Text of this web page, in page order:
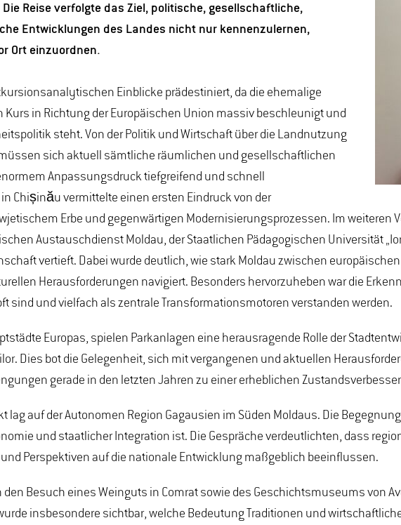
Reise verfolgte das Ziel, politische, gesellschaftliche,
Entwicklungen des Landes nicht nur kennenzulernen,
Ort einzuordnen.
Einblicke prädestiniert, da die ehemalige
in Richtung der Europäischen Union massiv beschleunigt und
steht. Von der Politik und Wirtschaft über die Landnutzung
sich aktuell sämtliche räumlichen und gesellschaftlichen
Anpassungsdruck tiefgreifend und schnell
Chișinău vermittelte einen ersten Eindruck von der
Erbe und gegenwärtigen Modernisierungsprozessen. Im weiteren
Austauschdienst Moldau, der Staatlichen Pädagogischen Universität
vertieft. Dabei wurde deutlich, wie stark Moldau zwischen
Herausforderungen navigiert. Besonders hervorzuheben war die
sind und vielfach als zentrale Transformationsmotoren verstanden werden.
Europas, spielen Parkanlagen eine herausragende Rolle der
Dies bot die Gelegenheit, sich mit vergangenen und aktuellen
gerade in den letzten Jahren zu einer erheblichen
lag auf der Autonomen Region Gagausien im Süden Moldaus. Die
und staatlicher Integration ist. Die Gespräche verdeutlichten, dass
Perspektiven auf die nationale Entwicklung maßgeblich beeinflussen.
den Besuch eines Weinguts in Comrat sowie des Geschichtsmuseums von
insbesondere sichtbar, welche Bedeutung Traditionen und